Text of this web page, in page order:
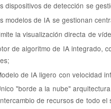
dispositivos de detección se
modelos de IA se gestionan
la visualización directa de
de algoritmo de IA integrado,
de IA ligero con velocidad
"borde a la nube"
de recursos de todo el